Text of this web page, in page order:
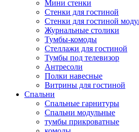
Мини стенки
Стенки для гостиной
Стенки для гостиной
Журнальные столики
Тумбы-комоды
Стеллажи для гостиной
Тумбы под телевизор
Антресоли
Полки навесные
Витрины для гостиной
Спальни
Спальные гарнитуры
Спальни модульные
тумбы прикроватные